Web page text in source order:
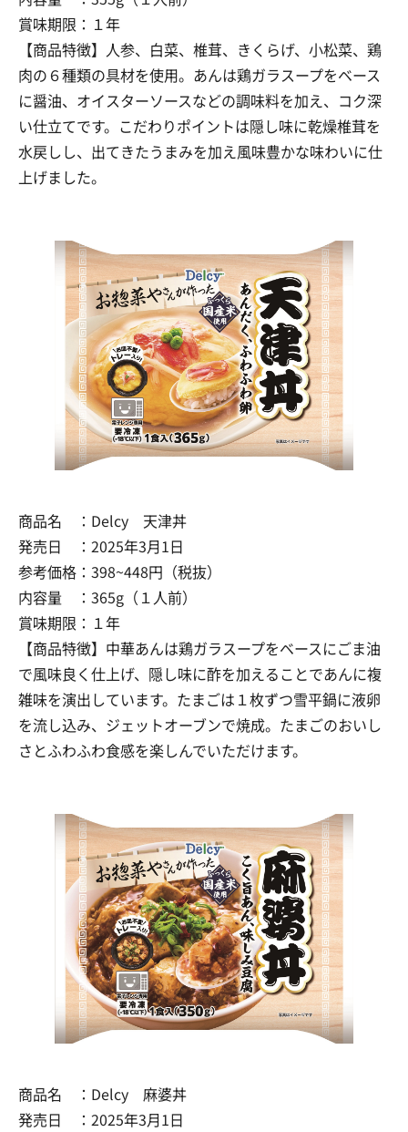
賞味期限：１年
【商品特徴】人参、白菜、椎茸、きくらげ、小松菜、鶏
肉の６種類の具材を使用。あんは鶏ガラスープをベース
に醤油、オイスターソースなどの調味料を加え、コク深
い仕立てです。こだわりポイントは隠し味に乾燥椎茸を
水戻しし、出てきたうまみを加え風味豊かな味わいに仕
上げました。
商品名 ：Delcy 天津丼
発売日 ：2025年3月1日
参考価格：398~448円（税抜）
内容量 ：365g（１人前）
賞味期限：１年
【商品特徴】中華あんは鶏ガラスープをベースにごま油
で風味良く仕上げ、隠し味に酢を加えることであんに複
雑味を演出しています。たまごは１枚ずつ雪平鍋に液卵
を流し込み、ジェットオーブンで焼成。たまごのおいし
さとふわふわ食感を楽しんでいただけます。
商品名 ：Delcy 麻婆丼
発売日 ：2025年3月1日